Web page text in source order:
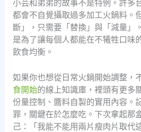
小芸和弟弟的故事不是特例。許多
都會不自覺攝取過多加工火鍋料。
斷」，只需要「替換」與「減量」
是為了讓每個人都能在不犧牲口味
飲食均衡。
如果你也想從日常火鍋開始調整，
食開始的線上知識庫，裡頭有更多
份量控制、醬料自製的實用內容。
罪，關鍵在於怎麼吃。下次拿起那
己：「我能不能用兩片瘦肉片取代